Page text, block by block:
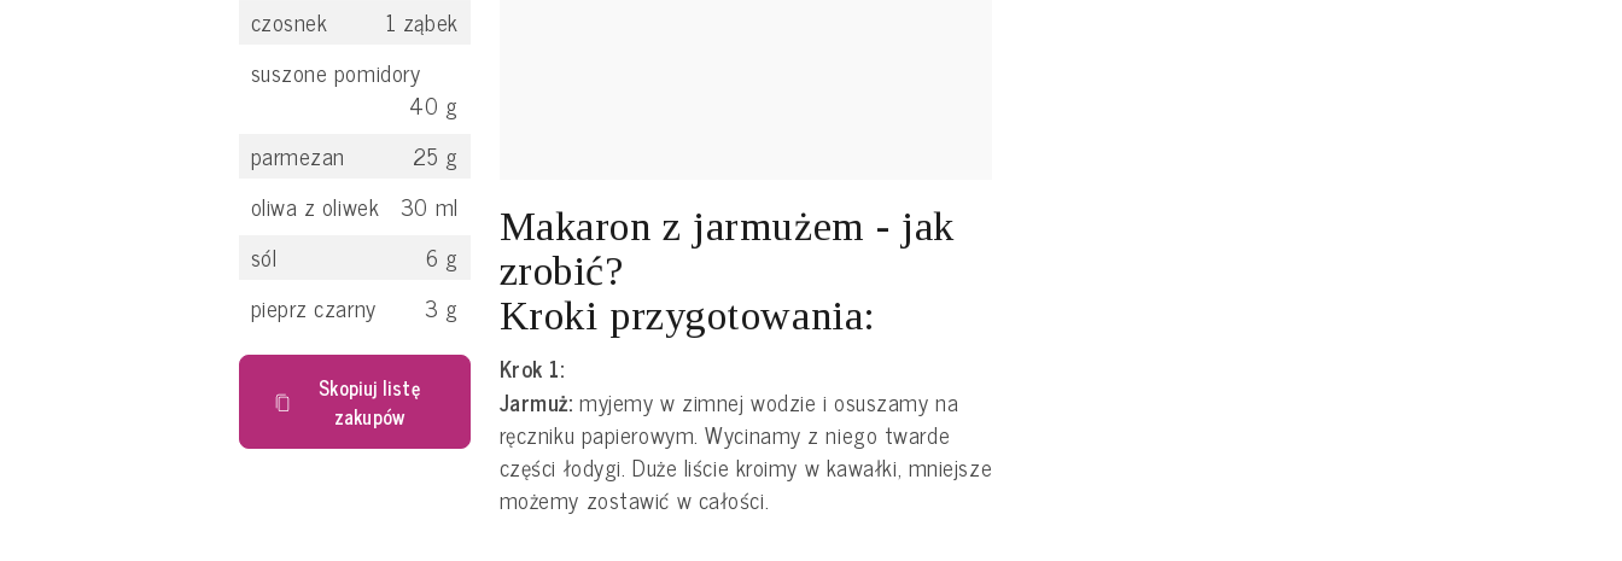
czosnek
1 ząbek
suszone pomidory
40 g
parmezan
25 g
oliwa z oliwek
30 ml
sól
6 g
pieprz czarny
3 g
Skopiuj listę
zakupów
Makaron z jarmużem - jak
zrobić?
Kroki przygotowania:
Krok 1:
Jarmuż:myjemy w zimnej wodzie i osuszamy na
ręczniku papierowym. Wycinamy z niego twarde
części łodygi. Duże liście kroimy w kawałki, mniejsze
możemy zostawić w całości.